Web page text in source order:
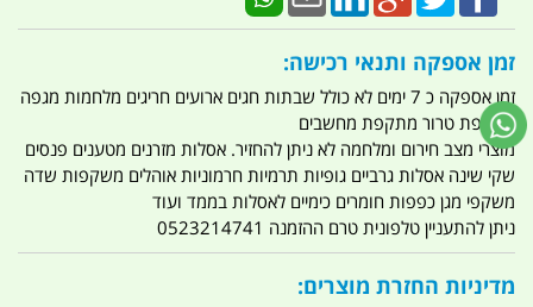
זמן אספקה ותנאי רכישה:
זמן אספקה כ 7 ימים לא כולל שבתות חגים ארועים חריגים מלחמות מגפה
מתקפת טרור מתקפת מחשבים
מוצרי מצב חירום ומלחמה לא ניתן להחזיר. אסלות מזרנים מטענים פנסים
שקי שינה אסלות גרביים גופיות תרמיות חרמוניות אוהלים משקפות שדה
משקפי מגן כפפות חומרים כימיים לאסלות בממד ועוד
ניתן להתעניין טלפונית טרם ההזמנה 0523214741
מדיניות החזרת מוצרים: